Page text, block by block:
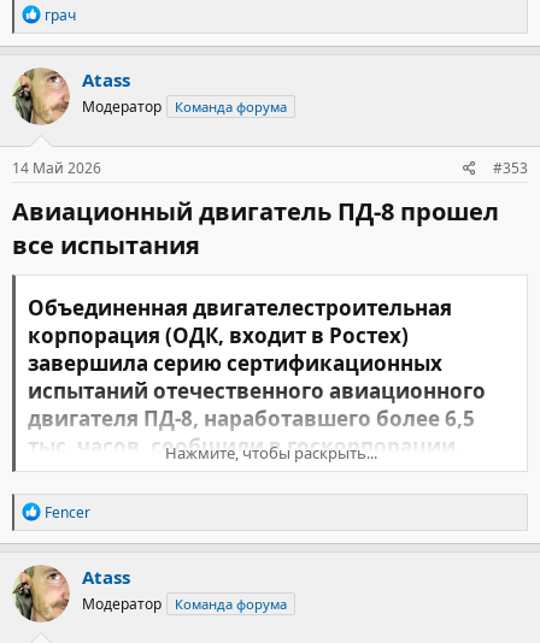
Р
е
а
к
ц
и
и
:
грач
Atass
Модератор Команда форума
14 Май 2026 #353
Авиационный двигатель ПД-8 прошел
все испытания​
Объединенная двигателестроительная
корпорация (ОДК, входит в Ростех)
завершила серию сертификационных
испытаний отечественного авиационного
двигателя ПД-8, наработавшего более 6,5
тыс. часов, сообщили в госкорпорации.​
В ближайшее время планируется получение сертификата типа
на силовую установку, пояснили в Ростехе, передает
Нажмите, чтобы раскрыть...
Р
е
а
к
ц
и
и
Fencer
Atass
Модератор Команда форума